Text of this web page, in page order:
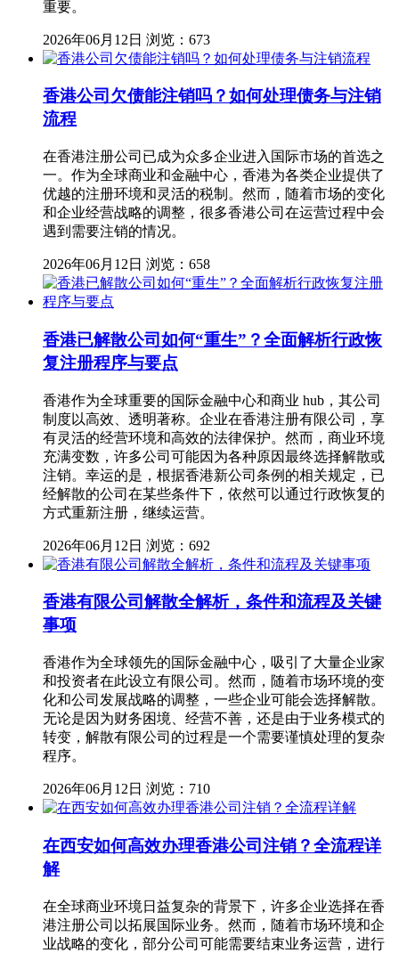
重要。
2026年06月12日 浏览：673
香港公司欠债能注销吗？如何处理债务与注销
流程
在香港注册公司已成为众多企业进入国际市场的首选之
一。作为全球商业和金融中心，香港为各类企业提供了
优越的注册环境和灵活的税制。然而，随着市场的变化
和企业经营战略的调整，很多香港公司在运营过程中会
遇到需要注销的情况。
2026年06月12日 浏览：658
香港已解散公司如何“重生”？全面解析行政恢
复注册程序与要点
香港作为全球重要的国际金融中心和商业 hub，其公司
制度以高效、透明著称。企业在香港注册有限公司，享
有灵活的经营环境和高效的法律保护。然而，商业环境
充满变数，许多公司可能因为各种原因最终选择解散或
注销。幸运的是，根据香港新公司条例的相关规定，已
经解散的公司在某些条件下，依然可以通过行政恢复的
方式重新注册，继续运营。
2026年06月12日 浏览：692
香港有限公司解散全解析，条件和流程及关键
事项
香港作为全球领先的国际金融中心，吸引了大量企业家
和投资者在此设立有限公司。然而，随着市场环境的变
化和公司发展战略的调整，一些企业可能会选择解散。
无论是因为财务困境、经营不善，还是由于业务模式的
转变，解散有限公司的过程是一个需要谨慎处理的复杂
程序。
2026年06月12日 浏览：710
在西安如何高效办理香港公司注销？全流程详
解
在全球商业环境日益复杂的背景下，许多企业选择在香
港注册公司以拓展国际业务。然而，随着市场环境和企
业战略的变化，部分公司可能需要结束业务运营，进行